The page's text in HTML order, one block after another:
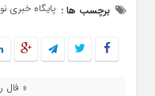
برچسب ها : پایگاه خبری
« فال روزانه